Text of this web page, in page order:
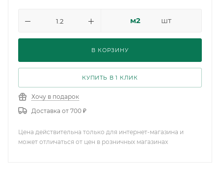
м2 шт
В КОРЗИНУ
КУПИТЬ В 1 КЛИК
Хочу в подарок
Доставка от 700 ₽
Цена действительна только для интернет-магазина и
может отличаться от цен в розничных магазинах